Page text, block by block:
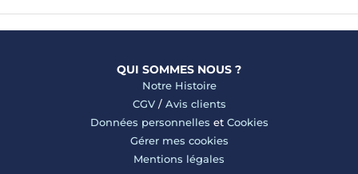
QUI SOMMES NOUS ?
Notre Histoire
CGV/ Avis clients
Données personnelles et Cookies
Gérer mes cookies
Mentions légales